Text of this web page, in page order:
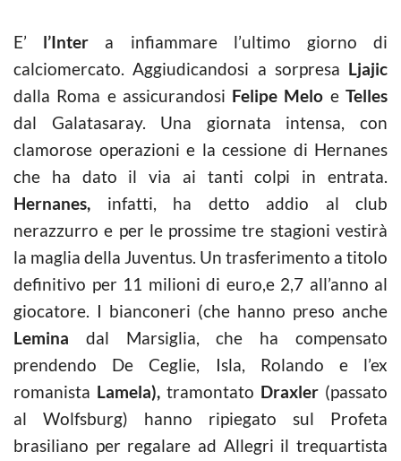
E’ l’Inter a infiammare l’ultimo giorno di
calciomercato. Aggiudicandosi a sorpresa Ljajic
dalla Roma e assicurandosi Felipe Melo eTelles
dal Galatasaray. Una giornata intensa, con
clamorose operazioni e la cessione di Hernanes
che ha dato il via ai tanti colpi in entrata.
Hernanes, infatti, ha detto addio al club
nerazzurro e per le prossime tre stagioni vestirà
la maglia della Juventus. Un trasferimento a titolo
definitivo per 11 milioni di euro,e 2,7 all’anno al
giocatore. I bianconeri (che hanno preso anche
Lemina dal Marsiglia, che ha compensato
prendendo De Ceglie, Isla, Rolando e l’ex
romanista Lamela), tramontato Draxler (passato
al Wolfsburg) hanno ripiegato sul Profeta
brasiliano per regalare ad Allegri il trequartista